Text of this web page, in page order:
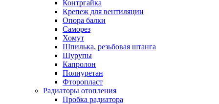
Контргайка
Крепеж для вентиляции
Опора балки
Саморез
Хомут
Шпилька, резьбовая штанга
Шурупы
Капролон
Полиуретан
Фторопласт
Радиаторы отопления
Пробка радиатора